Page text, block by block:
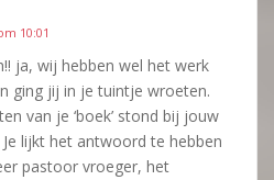
10:01
ja, wij hebben wel het werk
ging jij in je tuintje wroeten.
van je ‘boek’ stond bij jouw
lijkt het antwoord te hebben
pastoor vroeger, het